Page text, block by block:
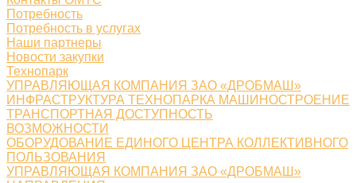
Потребность
Потребность в услугах
Наши партнеры
Новости закупки
Технопарк
УПРАВЛЯЮЩАЯ КОМПАНИЯ ЗАО «ДРОБМАШ»
ИНФРАСТРУКТУРА ТЕХНОПАРКА МАШИНОСТРОЕНИЕ
ТРАНСПОРТНАЯ ДОСТУПНОСТЬ
ВОЗМОЖНОСТИ
ОБОРУДОВАНИЕ ЕДИНОГО ЦЕНТРА КОЛЛЕКТИВНОГО
ПОЛЬЗОВАНИЯ
УПРАВЛЯЮЩАЯ КОМПАНИЯ ЗАО «ДРОБМАШ»